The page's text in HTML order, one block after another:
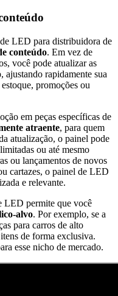
LED para distribuidora de
conteúdo. Em vez de
você pode atualizar as
ajustando rapidamente sua
promoções ou
em peças específicas de
atraente, para quem
atualização, o painel pode
ou até mesmo
ou lançamentos de novos
cartazes, o painel de LED
e relevante.
LED permite que você
alvo. Por exemplo, se a
para carros de alto
de forma exclusiva.
esse nicho de mercado.